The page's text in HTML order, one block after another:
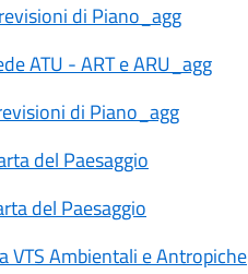
di Piano_agg
ATU - ART e ARU_agg
di Piano_agg
del Paesaggio
del Paesaggio
VTS Ambientali e Antropiche